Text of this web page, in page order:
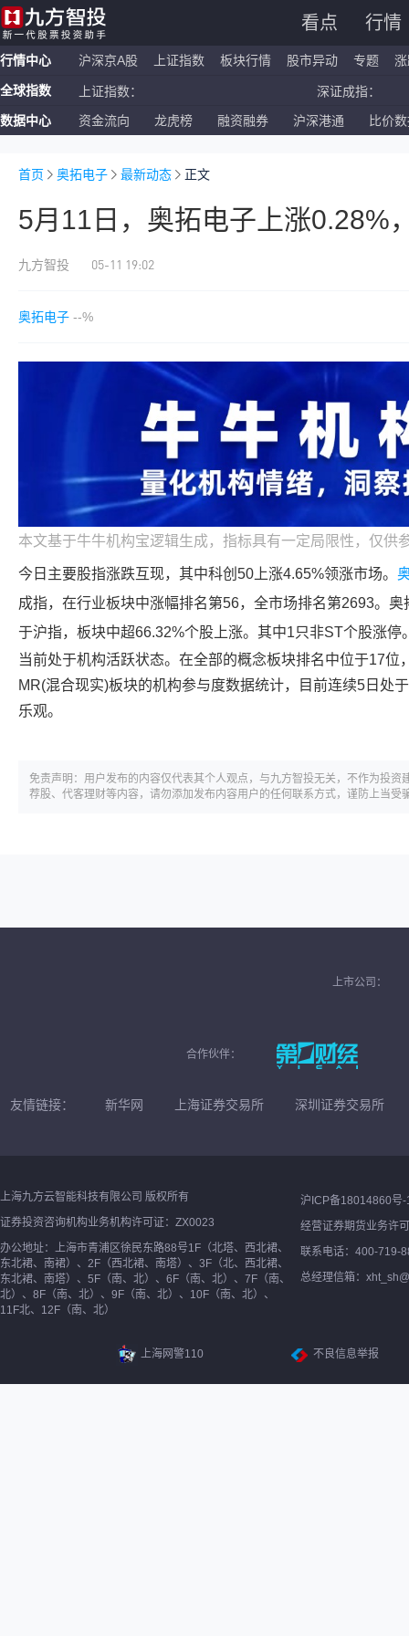
看点 行情
行情中心 沪深京A股 上证指数 板块行情 股市异动 专题
全球指数 上证指数： 深证成指：
恒生指数： 国企指数：
数据中心 资金流向 龙虎榜 融资融券 沪深港通 比价
首页 奥拓电子 最新动态 正文
5月11日，奥拓电子上涨0.28%
九方智投 05-11 19:02
奥拓电子 --%
本文基于牛牛机构宝逻辑生成，指标具有一定局限性，仅供
今日主要股指涨跌互现，其中科创50上涨4.65%领涨市场。
成指，在行业板块中涨幅排名第56，全市场排名第2693。 奥
于沪指，板块中超66.32%个股上涨。其中1只非ST个股涨停
当前处于机构活跃状态。在全部的概念板块排名中位于17位
MR(混合现实)板块的机构参与度数据统计，目前连续5日处
乐观。
免责声明：用户发布的内容仅代表其个人观点，与九方智投无关，不作为投
荐股、代客理财等内容，请勿添加发布内容用户的任何联系方式，谨防上当受
上市公司：
合作伙伴：
友情链接： 新华网 上海证券交易所 深圳证券交易所
上海九方云智能科技有限公司 版权所有
证券投资咨询机构业务机构许可证：ZX0023
办公地址：上海市青浦区徐民东路88号1F（北塔、西北裙、
东北裙、南裙）、2F（西北裙、南塔）、3F（北、西北裙、
东北裙、南塔）、5F（南、北）、6F（南、北）、7F（南、
北）、8F（南、北）、9F（南、北）、10F（南、北）、
11F北、12F（南、北）
沪ICP备18014860号-
经营证券期货业务许
联系电话：400-719-
总经理信箱：
上海网警110 不良信息举报